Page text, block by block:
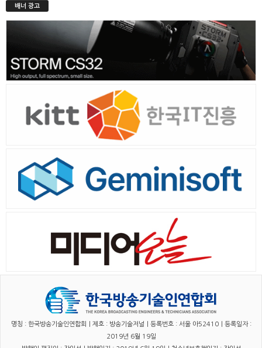
배너 광고
명칭 : 한국방송기술인연합회｜제호 : 방송기술저널｜등록번호 : 서울 아52410｜등록일자 :
2019년 6월 19일